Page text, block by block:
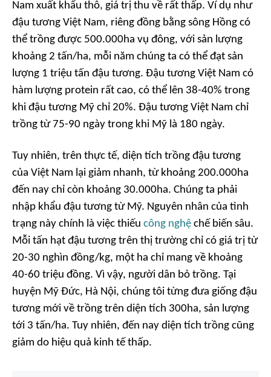
Nam xuất khẩu thô, giá trị thu về rất thấp. Ví dụ như
đậu tương Việt Nam, riêng đồng bằng sông Hồng có
thể trồng được 500.000ha vụ đông, với sản lượng
khoảng 2 tấn/ha, mỗi năm chúng ta có thể đạt sản
lượng 1 triệu tấn đậu tương. Đậu tương Việt Nam có
hàm lượng protein rất cao, có thể lên 38-40% trong
khi đậu tương Mỹ chỉ 20%. Đậu tương Việt Nam chỉ
trồng từ 75-90 ngày trong khi Mỹ là 180 ngày.
Tuy nhiên, trên thực tế, diện tích trồng đậu tương
của Việt Nam lại giảm nhanh, từ khoảng 200.000ha
đến nay chỉ còn khoảng 30.000ha. Chúng ta phải
nhập khẩu đậu tương từ Mỹ. Nguyên nhân của tình
trạng này chính là việc thiếu công nghệ chế biến sâu.
Mỗi tấn hạt đậu tương trên thị trường chỉ có giá trị từ
20-30 nghìn đồng/kg, một ha chỉ mang về khoảng
40-60 triệu đồng. Vì vậy, người dân bỏ trồng. Tại
huyện Mỹ Đức, Hà Nội, chúng tôi từng đưa giống đậu
tương mới về trồng trên diện tích 300ha, sản lượng
tới 3 tấn/ha. Tuy nhiên, đến nay diện tích trồng cũng
giảm do hiệu quả kinh tế thấp.